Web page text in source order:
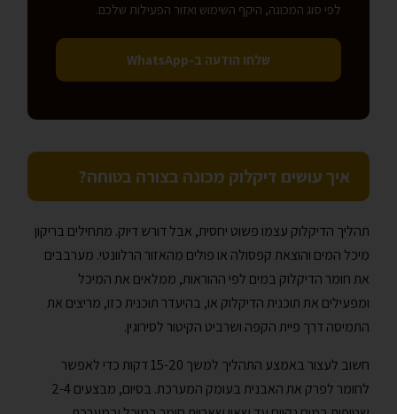
לפי סוג המכונה, היקף השימוש ואזור הפעילות שלכם.
שלחו הודעה ב-WhatsApp
איך עושים דיקלוק מכונה בצורה בטוחה?
תהליך הדיקלוק עצמו פשוט יחסית, אבל דורש דיוק. מתחילים בריקון
מיכל המים והוצאת קפסולה או פולים מהאזור הרלוונטי. מערבבים
את חומר הדיקלוק במים לפי ההוראות, ממלאים את המיכל
ומפעילים את תוכנית הדיקלוק או, בהיעדר תוכנית כזו, מריצים את
התמיסה דרך פיית הקפה ושרביט הקיטור לסירוגין.
חשוב לעצור באמצע התהליך למשך 15-20 דקות כדי לאפשר
לחומר לפרק את האבנית בעומק המערכת. בסיום, מבצעים 2-4